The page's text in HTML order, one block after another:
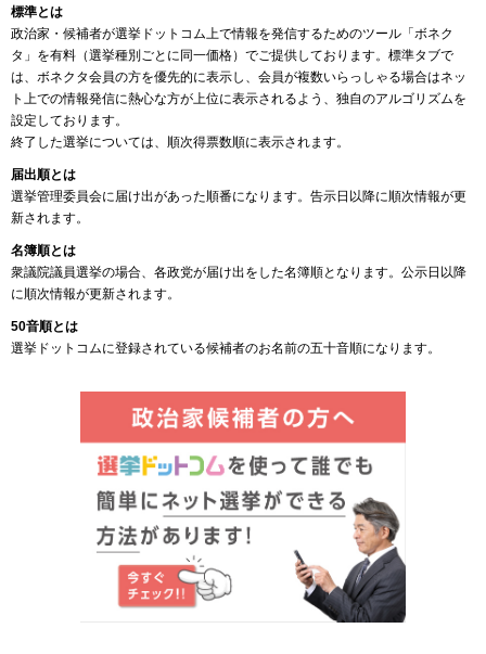
標準とは
政治家・候補者が選挙ドットコム上で情報を発信するためのツール「ボネク
タ」を有料（選挙種別ごとに同一価格）でご提供しております。標準タブで
は、ボネクタ会員の方を優先的に表示し、会員が複数いらっしゃる場合はネッ
ト上での情報発信に熱心な方が上位に表示されるよう、独自のアルゴリズムを
設定しております。
終了した選挙については、順次得票数順に表示されます。
届出順とは
選挙管理委員会に届け出があった順番になります。告示日以降に順次情報が更
新されます。
名簿順とは
衆議院議員選挙の場合、各政党が届け出をした名簿順となります。公示日以降
に順次情報が更新されます。
50音順とは
選挙ドットコムに登録されている候補者のお名前の五十音順になります。